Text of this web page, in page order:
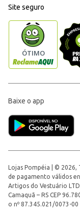
Site seguro
Baixe o app
Lojas Pompéia | © 2026,
de pagamento válidos
Artigos do Vestuário
Camaquã – RS CEP
o nº 87.345.021/0073-00